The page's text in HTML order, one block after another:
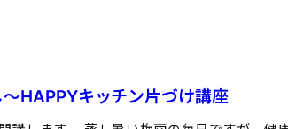
HAPPYキッチン片づけ講座